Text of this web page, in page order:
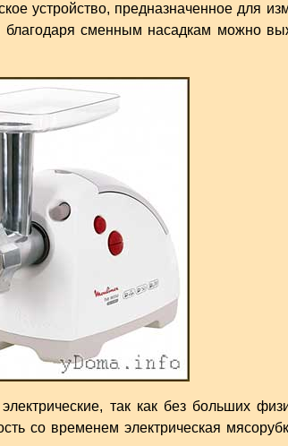
устройство, предназначенное для
сменным насадкам можно
так как без больших
со временем электрическая